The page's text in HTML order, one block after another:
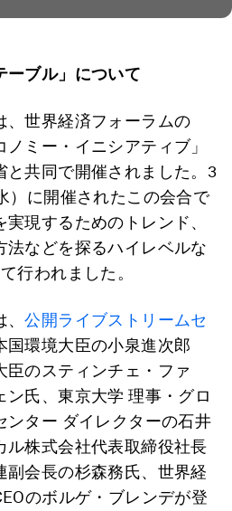
ーブル」について
、世界経済フォーラムの
ノミー・イニシアティブ」
と共同で開催されました。3
）に開催されたこの会合で
現するためのトレンド、
法などを探るハイレベルな
行われました。
、公開ライブストリームセ
国環境大臣の小泉進次郎
臣のスティンチェ・ファ
ン氏、東京大学 理事・グロ
ンター ダイレクターの石井
ル株式会社代表取締役社長
副会長の杉森務氏、世界経
のボルゲ・ブレンデが登